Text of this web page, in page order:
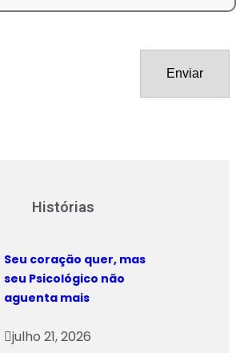
Histórias
Seu coração quer, mas
seu Psicológico não
aguenta mais
julho 21, 2026